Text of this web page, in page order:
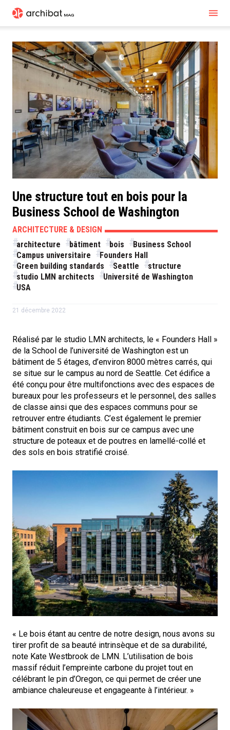
Une structure tout en bois pour la
Business School de Washington
ARCHITECTURE & DESIGN
architecture
bâtiment bois
Business School
Campus universitaire
Founders Hall
Green building standards
Seattle
structure
studio LMN architects
Université de Washington
USA
21 décembre 2022
Réalisé par le studio LMN architects, le « Founders Hall »
de la School de l’université de Washington est un
bâtiment de 5 étages, d’environ 8000 mètres carrés, qui
se situe sur le campus au nord de Seattle. Cet édifice a
été conçu pour être multifonctions avec des espaces de
bureaux pour les professeurs et le personnel, des salles
de classe ainsi que des espaces communs pour se
retrouver entre étudiants. C’est également le premier
bâtiment construit en bois sur ce campus avec une
structure de poteaux et de poutres en lamellé-collé et
des sols en bois stratifié croisé.
« Le bois étant au centre de notre design, nous avons su
tirer profit de sa beauté intrinsèque et de sa durabilité,
note Kate Westbrook de LMN. L’utilisation de bois
massif réduit l’empreinte carbone du projet tout en
célébrant le pin d’Oregon, ce qui permet de créer une
ambiance chaleureuse et engageante à l’intérieur. »